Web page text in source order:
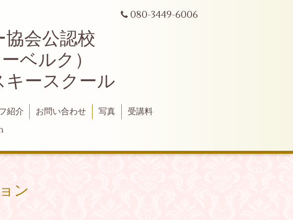
080-3449-6006
会公認校
ベルク）
ースクール
紹介 お問い合わせ 写真
受講料
ン